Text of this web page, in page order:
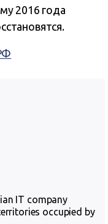
2016 года
IT company
occupied by